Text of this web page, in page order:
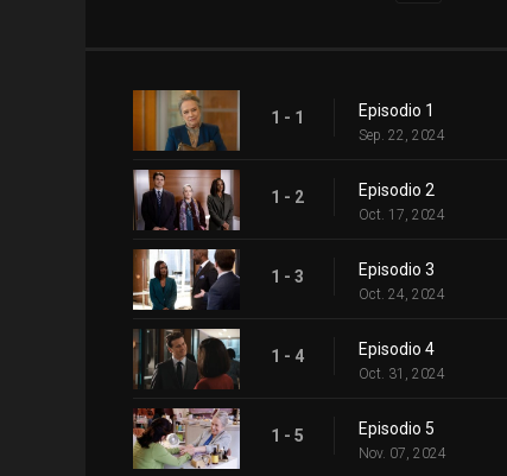
1 - 1 Episodio 1
Sep. 22, 2024
1 - 2 Episodio 2
Oct. 17, 2024
1 - 3 Episodio 3
Oct. 24, 2024
1 - 4 Episodio 4
Oct. 31, 2024
1 - 5 Episodio 5
Nov. 07, 2024